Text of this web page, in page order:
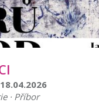
· Příbor